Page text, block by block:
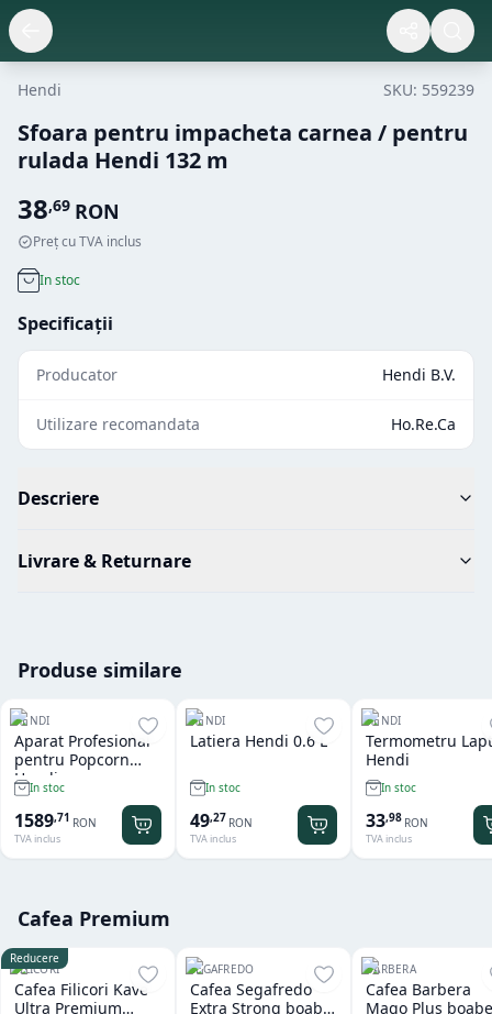
Hendi SKU: 559239
Sfoara pentru impacheta carnea / pentru
rulada Hendi 132 m
38,69 RON
Preț cu TVA inclus
In stoc
Specificații
Producator Hendi B.V.
Utilizare recomandata Ho.Re.Ca
Descriere
Livrare & Returnare
Produse similare
HENDI
Aparat Profesional
pentru Popcorn
Hendi
In stoc
1589,71 RON
TVA inclus
HENDI
Latiera Hendi 0.6 L
In stoc
49,27 RON
TVA inclus
HENDI
Termometru
Hendi
In stoc
33,98 RON
TVA inclus
Cafea Premium
Reducere
FILICORI
Cafea Filicori Kave
Ultra Premium
SEGAFREDO
Cafea Segafredo
Extra Strong boabe
BARBERA
Cafea Barbera
Mago Plus